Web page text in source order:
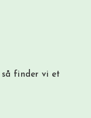
finder vi et